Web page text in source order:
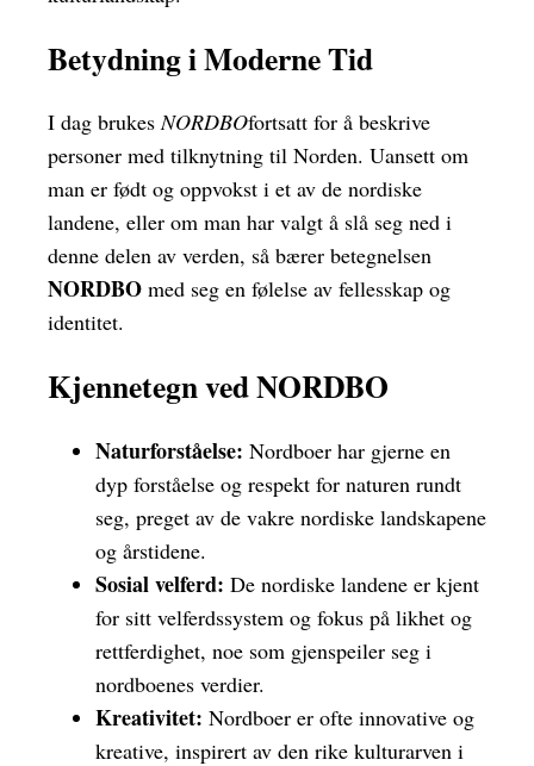
Betydning i Moderne Tid
I dag brukesNORDBOfortsatt for å beskrive
personer med tilknytning til Norden. Uansett om
man er født og oppvokst i et av de nordiske
landene, eller om man har valgt å slå seg ned i
denne delen av verden, så bærer betegnelsen
NORDBO med seg en følelse av fellesskap og
identitet.
Kjennetegn ved NORDBO
Naturforståelse: Nordboer har gjerne en
dyp forståelse og respekt for naturen rundt
seg, preget av de vakre nordiske landskapene
og årstidene.
Sosial velferd: De nordiske landene er kjent
for sitt velferdssystem og fokus på likhet og
rettferdighet, noe som gjenspeiler seg i
nordboenes verdier.
Kreativitet: Nordboer er ofte innovative og
kreative, inspirert av den rike kulturarven i